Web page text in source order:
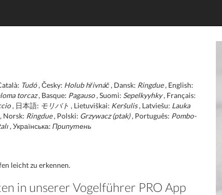
Tudó, Česky: Holub hřivnáč , Dansk: Ringdue, English:
torcaz, Basque: Pagauso, Suomi: Sepelkyyhky, Français:
, 日本語: モリバト , Lietuviškai: Keršulis, Latviešu: Lauka
Norsk: Ringdue, Polski: Grzywacz (ptak), Português: Pombo-
, Українська: Припутень
leicht zu erkennen.
in unserer Vogelführer PRO App